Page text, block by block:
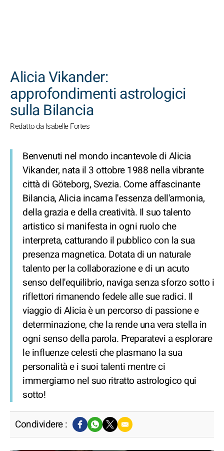
Alicia Vikander:
approfondimenti astrologici
sulla Bilancia
Redatto da Isabelle Fortes
Benvenuti nel mondo incantevole di Alicia
Vikander, nata il 3 ottobre 1988 nella vibrante
città di Göteborg, Svezia. Come affascinante
Bilancia, Alicia incarna l'essenza dell'armonia,
della grazia e della creatività. Il suo talento
artistico si manifesta in ogni ruolo che
interpreta, catturando il pubblico con la sua
presenza magnetica. Dotata di un naturale
talento per la collaborazione e di un acuto
senso dell'equilibrio, naviga senza sforzo sotto i
riflettori rimanendo fedele alle sue radici. Il
viaggio di Alicia è un percorso di passione e
determinazione, che la rende una vera stella in
ogni senso della parola. Preparatevi a esplorare
le influenze celesti che plasmano la sua
personalità e i suoi talenti mentre ci
immergiamo nel suo ritratto astrologico qui
sotto!
Condividere :